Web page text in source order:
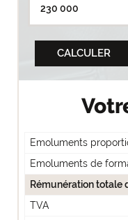
Emoluments
Emoluments de
Rémunération totale
TVA